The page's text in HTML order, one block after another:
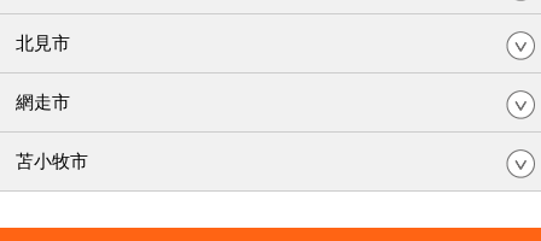
北見市
網走市
苫小牧市